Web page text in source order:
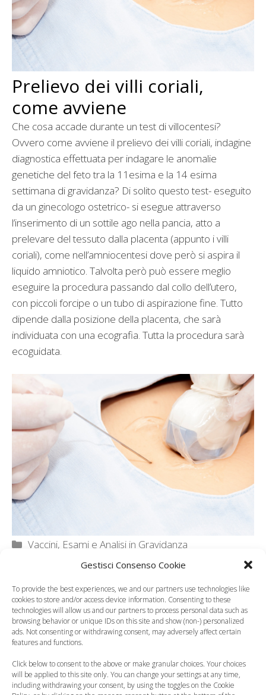
Gestisci Consenso Cookie
To provide the best experiences, we and our partners use technologies like
cookies to store and/or access device information. Consenting to these
technologies will allow us and our partners to process personal data such as
browsing behavior or unique IDs on this site and show (non-) personalized
ads. Not consenting or withdrawing consent, may adversely affect certain
features and functions.
Click below to consent to the above or make granular choices. Your choices
will be applied to this site only. You can change your settings at any time,
including withdrawing your consent, by using the toggles on the Cookie
Prelievo dei villi coriali,
come avviene
Che cosa accade durante un test di villocentesi?
Ovvero come avviene il prelievo dei villi coriali, indagine
diagnostica effettuata per indagare le anomalie
genetiche del feto tra la 11esima e la 14 esima
settimana di gravidanza? Di solito questo test- eseguito
da un ginecologo ostetrico- si esegue attraverso
l’inserimento di un sottile ago nella pancia, atto a
prelevare del tessuto dalla placenta (appunto i villi
coriali), come nell’amniocentesi dove però si aspira il
liquido amniotico. Talvolta però può essere meglio
eseguire la procedura passando dal collo dell’utero,
con piccoli forcipe o un tubo di aspirazione fine. Tutto
dipende dalla posizione della placenta, che sarà
individuata con una ecografia. Tutta la procedura sarà
ecoguidata.
Categorie
Vaccini, Esami e Analisi in Gravidanza